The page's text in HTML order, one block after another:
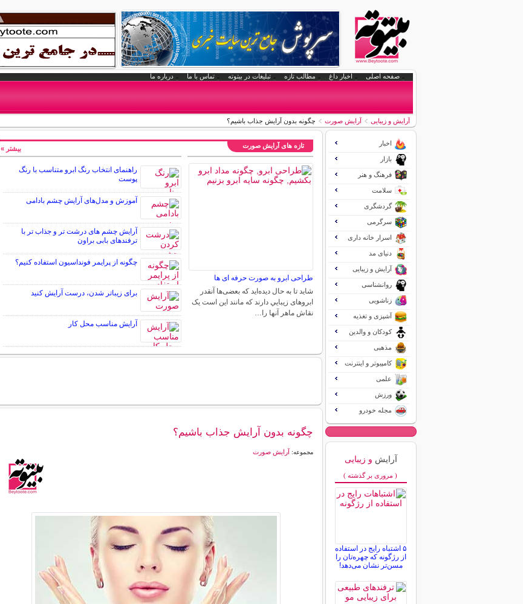
صفحه اصلی اخبار داغ مطالب تازه تبلیغات در بیتوته تماس با ما درباره ما
آرایش و زیبایی آرایش صورت چگونه بدون آرایش جذاب باشیم؟
تازه های آرایش صورت
طراحی ابرو به صورت حرفه ای ها
شاید تا به حال دیده‌اید که بعضی‌ها آنقدر
ابروهای زيبايي دارند که مانند این است یک
نقاش ماهر آنها را…
راهنمای انتخاب رنگ ابرو متناسب با رنگ
پوست
آموزش و مدل‌های آرایش چشم بادامی
آرایش چشم های درشت تر و جذاب تر با
ترفندهای بابی براون
چگونه از پرایمر فونداسیون استفاده کنیم؟
برای زیباتر شدن، درست آرایش کنید
آرایش مناسب محل کار
بیشتر »
چگونه بدون آرایش جذاب باشیم؟
مجموعه: آرایش صورت
اخبار
بازار
فرهنگ و هنر
سلامت
گردشگری
سرگرمی
اسرار خانه داری
دنیای مد
آرایش و زیبایی
روانشناسی
زناشویی
آشپزی و تغذیه
کودکان و والدین
مذهبی
کامپیوتر و اینترنت
علمی
ورزش
مجله خودرو
آرایش و زیبایی
( مروری بر گذشته )
۵ اشتباه رایج در استفاده
از رژگونه که چهره‌تان را
مسن‌تر نشان می‌دهد!